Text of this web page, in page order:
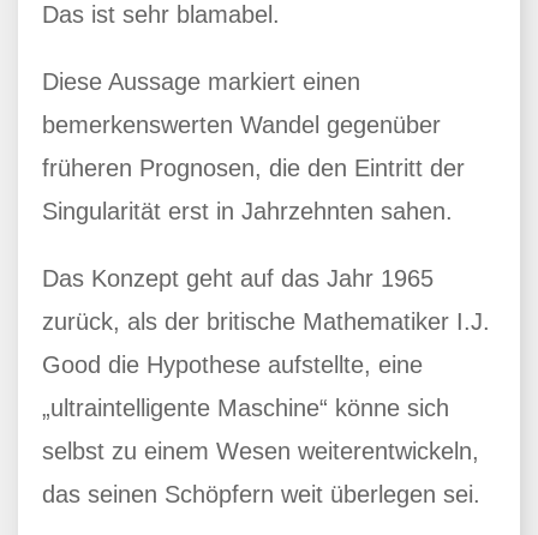
Das ist sehr blamabel.
Diese Aussage markiert einen
bemerkenswerten Wandel gegenüber
früheren Prognosen, die den Eintritt der
Singularität erst in Jahrzehnten sahen.
Das Konzept geht auf das Jahr 1965
zurück, als der britische Mathematiker I.J.
Good die Hypothese aufstellte, eine
„ultraintelligente Maschine“ könne sich
selbst zu einem Wesen weiterentwickeln,
das seinen Schöpfern weit überlegen sei.